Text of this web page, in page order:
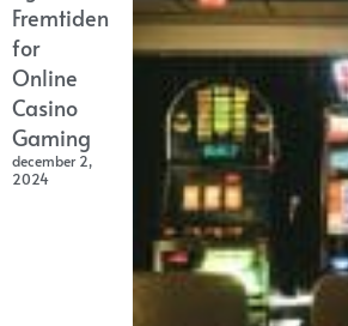
Fremtiden
for
Online
Casino
Gaming
december 2,
2024